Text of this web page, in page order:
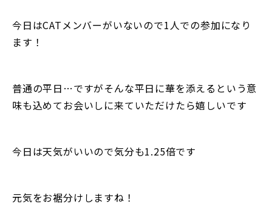
今日はCATメンバーがいないので1人での参加になり
ます！
普通の平日…ですがそんな平日に華を添えるという意
味も込めてお会いしに来ていただけたら嬉しいです
今日は天気がいいので気分も1.25倍です
元気をお裾分けしますね！